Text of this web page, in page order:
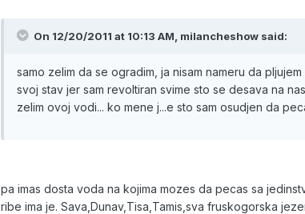
On 12/20/2011 at 10:13 AM, milancheshow said:
samo zelim da se ogradim, ja nisam nameru da
svoj stav jer sam revoltiran svime sto se desava na
zelim ovoj vodi... ko mene j...e sto sam osudjen da
pa imas dosta voda na kojima mozes da pecas sa
ribe ima je. Sava,Dunav,Tisa,Tamis,sva fruskogorska